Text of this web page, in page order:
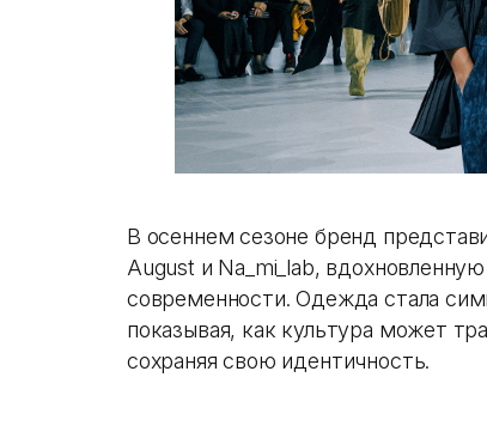
В осеннем сезоне бренд
August и Na_mi_lab,
современности. Одежда стала
показывая, как культура может
сохраняя свою идентичность.